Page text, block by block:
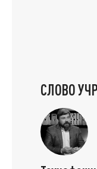
СЛОВО